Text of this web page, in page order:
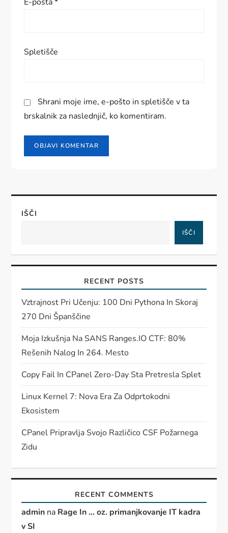
a
E-pošta*
Spletišče
Shrani moje ime, e-pošto in spletišče v ta
brskalnik za naslednjič, ko komentiram.
IŠČI
IŠČI
RECENT POSTS
Vztrajnost Pri Učenju: 100 Dni Pythona In Skoraj
270 Dni Španščine
Moja Izkušnja Na SANS Ranges.IO CTF: 80%
Rešenih Nalog In 264. Mesto
Copy Fail In CPanel Zero-Day Sta Pretresla Splet
Linux Kernel 7: Nova Era Za Odprtokodni
Ekosistem
CPanel Pripravlja Svojo Različico CSF Požarnega
Zidu
RECENT COMMENTS
admin na Rage In … oz. primanjkovanje IT kadra
v SI